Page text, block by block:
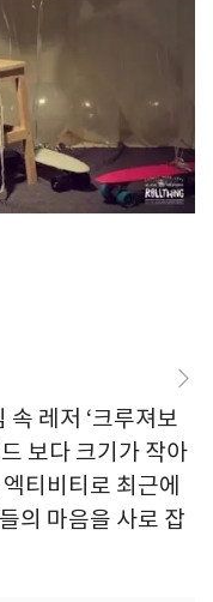
레저 ‘크루져보
보다 크기가 작아
티비티로 최근에
의 마음을 사로 잡